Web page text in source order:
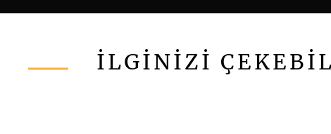
İLGİNİZİ